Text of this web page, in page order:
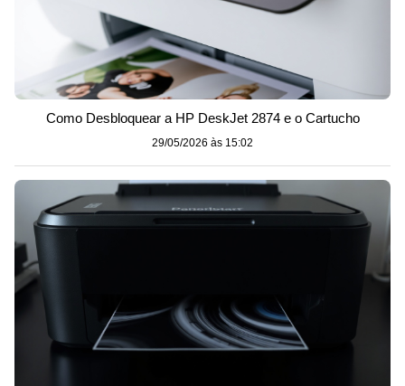
Como Desbloquear a HP DeskJet 2874 e o Cartucho
29/05/2026 às 15:02